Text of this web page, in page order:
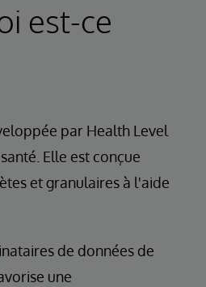
est-ce
par Health Level
Elle est conçue
et granulaires à l'aide
de données de
une